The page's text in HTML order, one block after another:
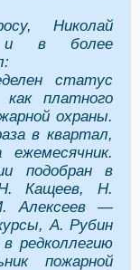
Николай
и в более
статус
как платного
охраны.
в квартал,
подобран в
Кащеев, Н.
Алексеев —
А. Рубин
редколлегию
пожарной